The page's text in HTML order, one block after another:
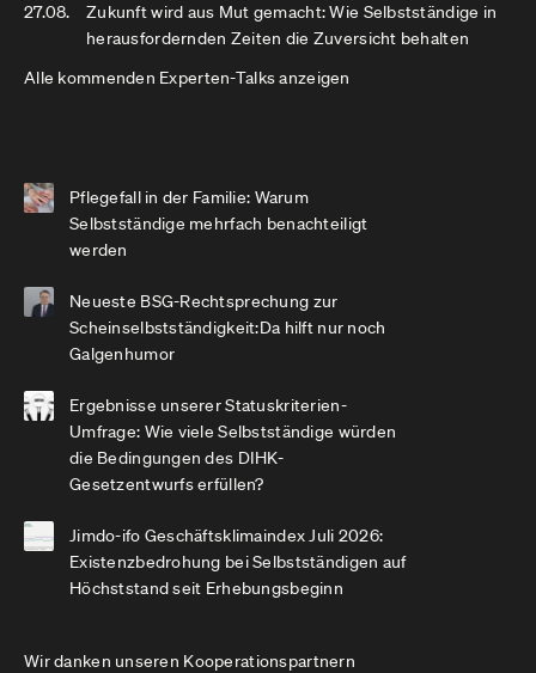
27.08.
Zukunft wird aus Mut gemacht: Wie Selbstständige in
herausfordernden Zeiten die Zuversicht behalten
Alle kommenden Experten-Talks anzeigen
Pflegefall in der Familie: Warum
Selbstständige mehrfach benachteiligt
werden
Neueste BSG-Rechtsprechung zur
Scheinselbstständigkeit:Da hilft nur noch
Galgenhumor
Ergebnisse unserer Statuskriterien-
Umfrage: Wie viele Selbstständige würden
die Bedingungen des DIHK-
Gesetzentwurfs erfüllen?
Jimdo-ifo Geschäftsklimaindex Juli 2026:
Existenzbedrohung bei Selbstständigen auf
Höchststand seit Erhebungsbeginn
Wir danken unseren Kooperationspartnern